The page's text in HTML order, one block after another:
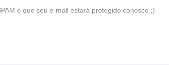
e que seu e-mail estará protegido conosco ;)